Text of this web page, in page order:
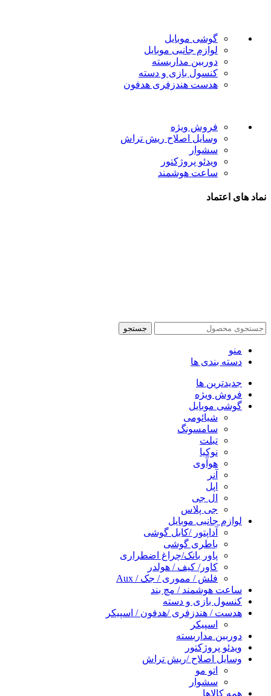
گوشی موبایل
لوازم جانبی موبایل
دوربین مداربسته
کنسول بازی و دسته
هدست هندزفری هدفون
فروش ویژه
وسایل اصلاح ریش تراش
سشوار
ویدئو پروژکتور
ساعت هوشمند
نماد های اعتماد
جستجو
منو
دسته بندی ها
جدیدترین ها
فروش ویژه
گوشی موبایل
شیائومی
سامسونگ
تبلت
نوکیا
هوآوی
آنر
اپل
ال جی
جی پلاس
لوازم جانبی موبایل
آداپتور /کابل گوشی
باطری گوشی
پاور بانک/چراغ اضطراری
کاور/ کیف / هولدر
فلش / مموری / جک / Aux
ساعت هوشمند / مچ بند
کنسول بازی و دسته
هدست / هندزفری /هدفون / اسپیکر
اسپیکر
دوربین مداربسته
ویدئو پروژکتور
وسایل اصلاح /ریش تراش
اتو مو
سشوار
همه کالاها